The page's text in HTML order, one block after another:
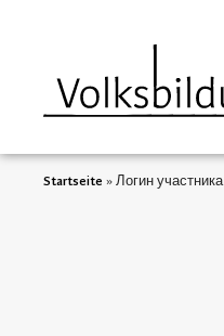
Startseite » Логин участника